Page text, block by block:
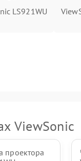
LS921WU
ViewSonic
проектора